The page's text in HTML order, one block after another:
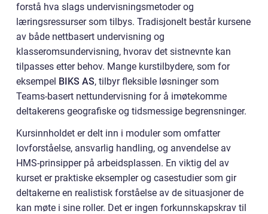
forstå hva slags undervisningsmetoder og
læringsressurser som tilbys. Tradisjonelt består kursene
av både nettbasert undervisning og
klasseromsundervisning, hvorav det sistnevnte kan
tilpasses etter behov. Mange kurstilbydere, som for
eksempel BIKS AS, tilbyr fleksible løsninger som
Teams-basert nettundervisning for å imøtekomme
deltakerens geografiske og tidsmessige begrensninger.
Kursinnholdet er delt inn i moduler som omfatter
lovforståelse, ansvarlig handling, og anvendelse av
HMS-prinsipper på arbeidsplassen. En viktig del av
kurset er praktiske eksempler og casestudier som gir
deltakerne en realistisk forståelse av de situasjoner de
kan møte i sine roller. Det er ingen forkunnskapskrav til